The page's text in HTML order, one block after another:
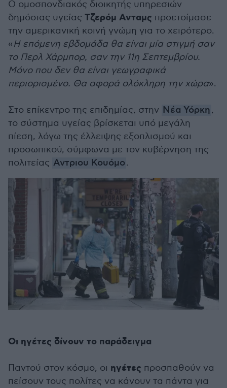
Ο ομοσπονδιακός διοικητής υπηρεσιών
δημόσιας υγείας Τζερόμ Ανταμς προετοίμασε
την αμερικανική κοινή γνώμη για το χειρότερο.
«Η επόμενη εβδομάδα θα είναι μία στιγμή σαν
το Περλ Χάρμπορ, σαν την 11η Σεπτεμβρίου.
Μόνο που δεν θα είναι γεωγραφικά
περιορισμένο. Θα αφορά ολόκληρη την χώρα».
Στο επίκεντρο της επιδημίας, στην Νέα Υόρκη,
το σύστημα υγείας βρίσκεται υπό μεγάλη
πίεση, λόγω της έλλειψης εξοπλισμού και
προσωπικού, σύμφωνα με τον κυβέρνηση της
πολιτείας Αντριου Κουόμο.
Οι ηγέτες δίνουν το παράδειγμα
Παντού στον κόσμο, οι ηγέτες προσπαθούν να
πείσουν τους πολίτες να κάνουν τα πάντα για